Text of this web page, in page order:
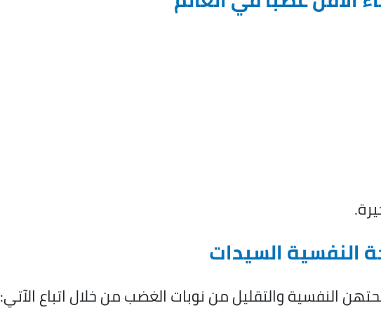
النفسية السيدات
النفسية والتقليل من نوبات الغضب من خلال اتباع الآتي: